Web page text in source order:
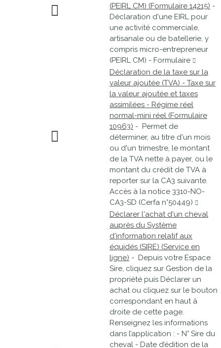
(PEIRL CM) (Formulaire 14215) -
Déclaration d'une EIRL pour
une activité commerciale,
artisanale ou de batellerie, y
compris micro-entrepreneur
(PEIRL CM) - Formulaire
Déclaration de la taxe sur la
valeur ajoutée (TVA) - Taxe sur
la valeur ajoutée et taxes
assimilées - Régime réel
normal-mini réel (Formulaire
10963) - Permet de
déterminer, au titre d'un mois
ou d'un trimestre, le montant
de la TVA nette à payer, ou le
montant du crédit de TVA à
reporter sur la CA3 suivante.
Accès à la notice 3310-NO-
CA3-SD (Cerfa n°50449)
Déclarer l'achat d'un cheval
auprès du Système
d'information relatif aux
équidés (SIRE) (Service en
ligne) - Depuis votre Espace
Sire, cliquez sur Gestion de la
propriété puis Déclarer un
achat ou cliquez sur le bouton
correspondant en haut à
droite de cette page.
Renseignez les informations
dans l’application : - N° Sire du
cheval - Date d’édition de la